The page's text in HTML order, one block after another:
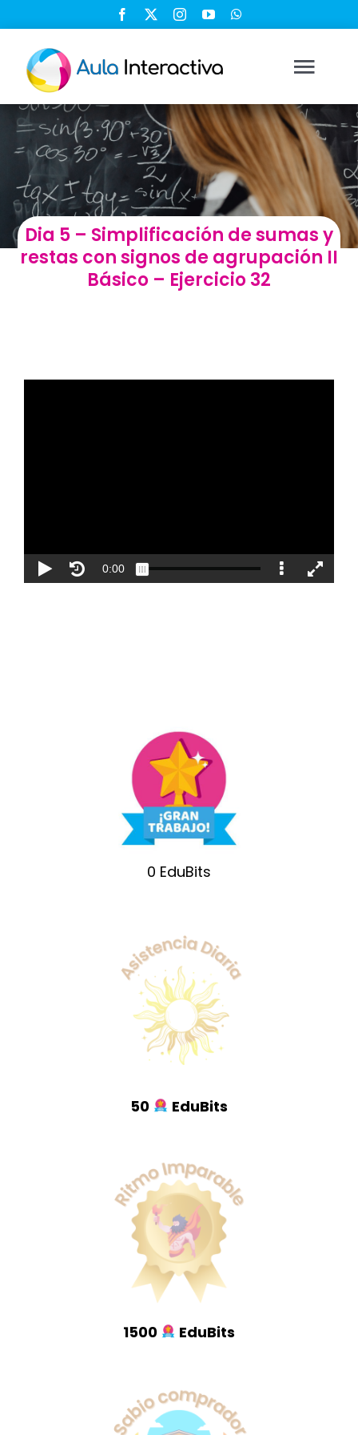
contenido
Ingresar
Registrarse
Nosotros
Soluciones
Dia 5 – Simplificación de sumas y
restas con signos de agrupación II
Básico – Ejercicio 32
0 EduBits
50 EduBits
1500 EduBits